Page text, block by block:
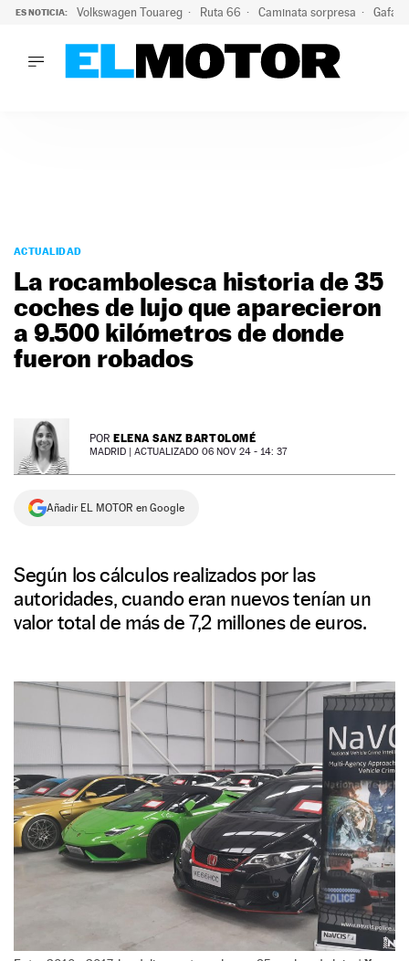
ES NOTICIA: Volkswagen Touareg Ruta 66 Caminata sorpresa Gafas
PODCAST
MOTOS
TECNOLOGÍA
SUPERCOCHES
MOTORTV
NEWSLETTER
ACTUALIDAD
La rocambolesca historia de 35
coches de lujo que aparecieron
a 9.500 kilómetros de donde
fueron robados
POR ELENA SANZ BARTOLOMÉ
MADRID | ACTUALIZADO 06 NOV 24 - 14: 37
Añadir EL MOTOR en Google
Según los cálculos realizados por las
autoridades, cuando eran nuevos tenían un
valor total de más de 7,2 millones de euros.